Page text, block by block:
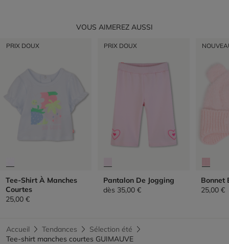
VOUS AIMEREZ AUSSI
PRIX DOUX
Tee-Shirt À Manches
Courtes
25,00 €
PRIX DOUX
Pantalon De Jogging
dès 35,00 €
Bonnet
25,00 €
Accueil Tendances
Sélection été
Tee-shirt manches courtes GUIMAUVE